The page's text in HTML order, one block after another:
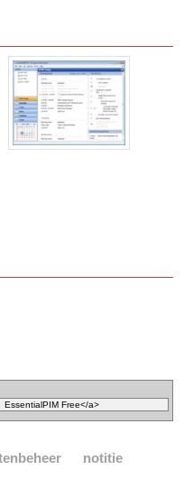
notitie